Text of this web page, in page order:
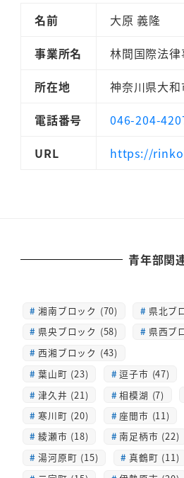
名前
大原 義隆
事業所名
林間国際法
所在地
神奈川県大
電話番号
046-204-
URL
https://
青年部関
湘南ブロック (70)
県北ブ
県央ブロック (58)
県西ブ
西湘ブロック (43)
葉山町 (23)
逗子市 (47)
津久井 (21)
相模湖 (7)
寒川町 (20)
座間市 (11)
綾瀬市 (18)
南足柄市 (22)
湯河原町 (15)
真鶴町 (11)